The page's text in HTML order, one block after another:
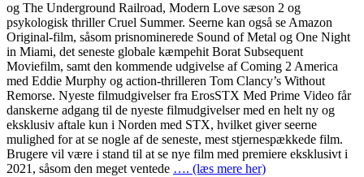
og The Underground Railroad, Modern Love sæson 2 og
psykologisk thriller Cruel Summer. Seerne kan også se Amazon
Original-film, såsom prisnominerede Sound of Metal og One Night
in Miami, det seneste globale kæmpehit Borat Subsequent
Moviefilm, samt den kommende udgivelse af Coming 2 America
med Eddie Murphy og action-thrilleren Tom Clancy’s Without
Remorse. Nyeste filmudgivelser fra ErosSTX Med Prime Video får
danskerne adgang til de nyeste filmudgivelser med en helt ny og
eksklusiv aftale kun i Norden med STX, hvilket giver seerne
mulighed for at se nogle af de seneste, mest stjernespækkede film.
Brugere vil være i stand til at se nye film med premiere eksklusivt i
2021, såsom den meget ventede …. (læs mere her)